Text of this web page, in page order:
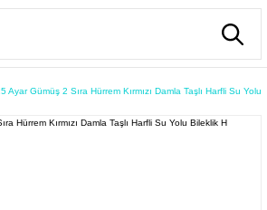
Ayar Gümüş 2 Sıra Hürrem Kırmızı Damla Taşlı Harfli Su Yolu